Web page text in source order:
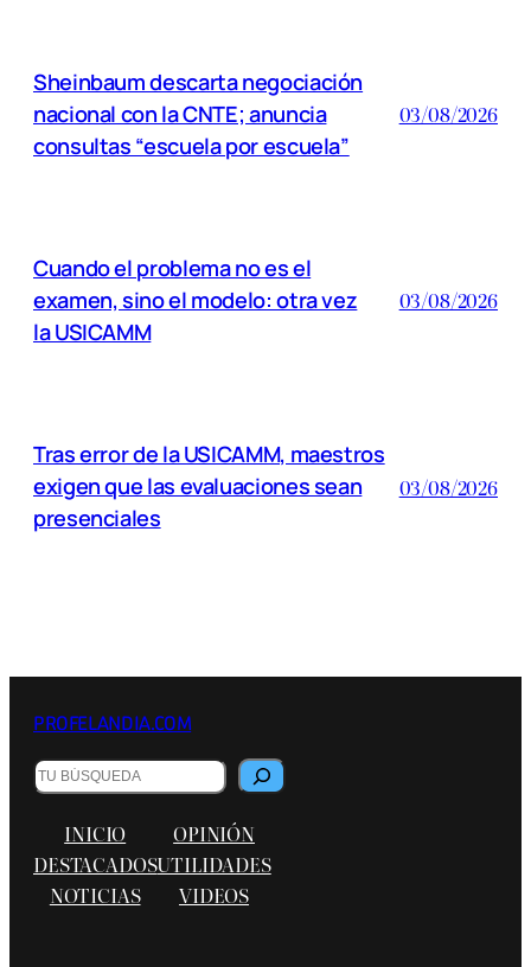
Sheinbaum descarta negociación
nacional con la CNTE; anuncia
consultas “escuela por escuela”
03/08/2026
Cuando el problema no es el
examen, sino el modelo: otra vez
la USICAMM
03/08/2026
Tras error de la USICAMM, maestros
exigen que las evaluaciones sean
presenciales
03/08/2026
PROFELANDIA.COM
B
u
a
r
INICIO
DESTACADOS
NOTICIAS
OPINIÓN
UTILIDADES
VIDEOS